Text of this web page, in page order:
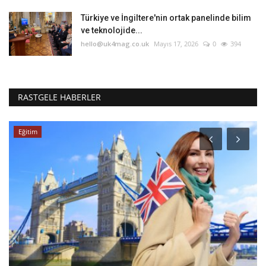
Türkiye ve İngiltere'nin ortak panelinde bilim
ve teknolojide...
hello@uk4mag.co.uk Mayıs 17, 2026 0 394
RASTGELE HABERLER
Eğitim